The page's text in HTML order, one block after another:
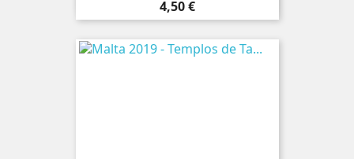
Preço
4,50 €